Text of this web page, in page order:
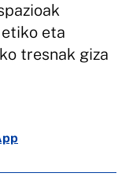
eta
tresnak giza